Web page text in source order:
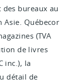
bureaux au
Asie. Québecor
(TVA
de livres
inc.), la
détail de